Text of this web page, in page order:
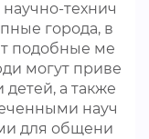
технич
города, в
подобные ме
могут приве
а также
науч
для общени